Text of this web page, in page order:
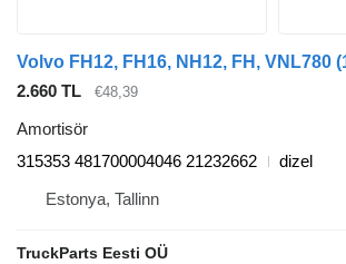
2.660 TL €48,39
Amortisör
315353 481700004046 21232662
dizel
Estonya, Tallinn
TruckParts Eesti OÜ